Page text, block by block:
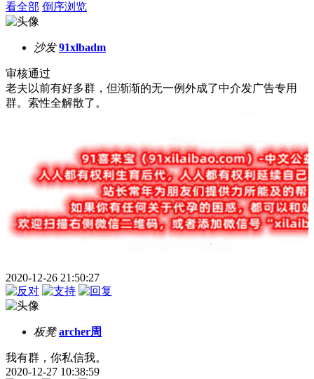
看全部 倒序浏览
沙发 91xlbadm
审核通过
老夫以前有好多群，但渐渐的无一例外成了中介发广告专用
群。索性全解散了。
2020-12-26 21:50:27
板凳 archer周
我有群，你私信我。
2020-12-27 10:38:59